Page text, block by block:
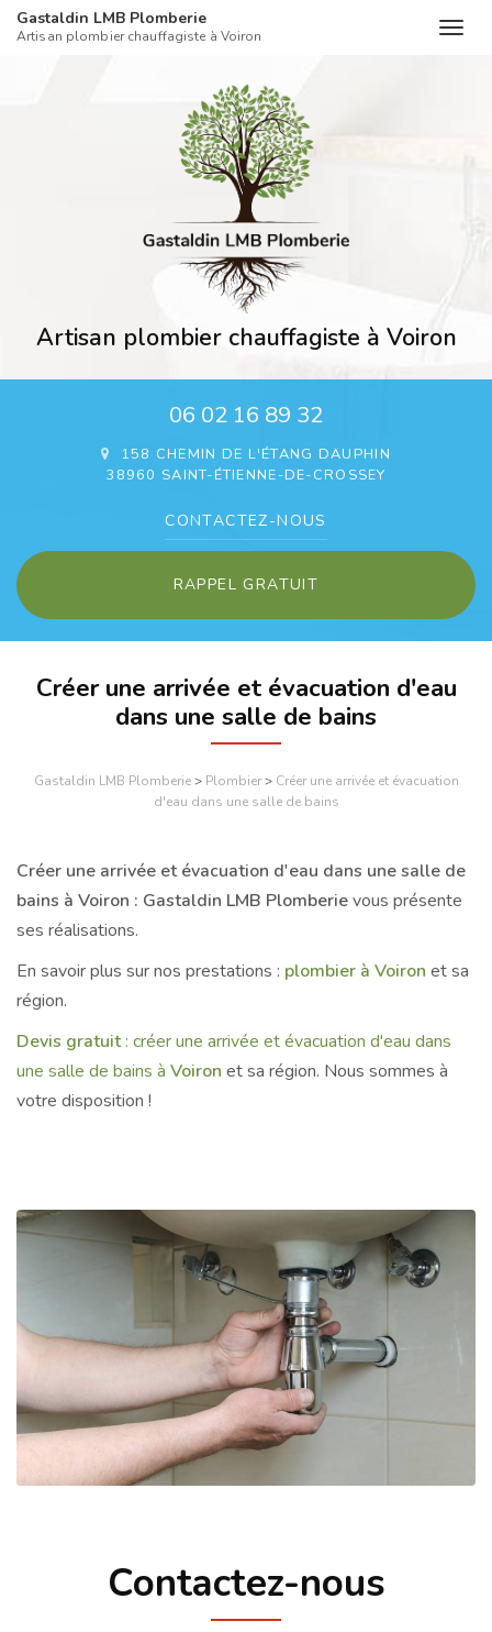
Gastaldin LMB Plomberie
Artisan plombier chauffagiste à Voiron
Artisan plombier chauffagiste à Voiron
06 02 16 89 32
158 CHEMIN DE L'ÉTANG DAUPHIN
38960 SAINT-ÉTIENNE-DE-CROSSEY
CONTACTEZ-NOUS
RAPPEL GRATUIT
Créer une arrivée et évacuation d'eau
dans une salle de bains
Gastaldin LMB Plomberie> Plombier> Créer une arrivée et évacuation
d'eau dans une salle de bains
Créer une arrivée et évacuation d'eau dans une salle de
bains à Voiron : Gastaldin LMB Plomberievous présente
ses réalisations.
En savoir plus sur nos prestations : plombier à Voiron et sa
région.
Devis gratuit: créer une arrivée et évacuation d'eau dans
une salle de bains à Voiron et sa région. Nous sommes à
votre disposition !
Contactez-nous